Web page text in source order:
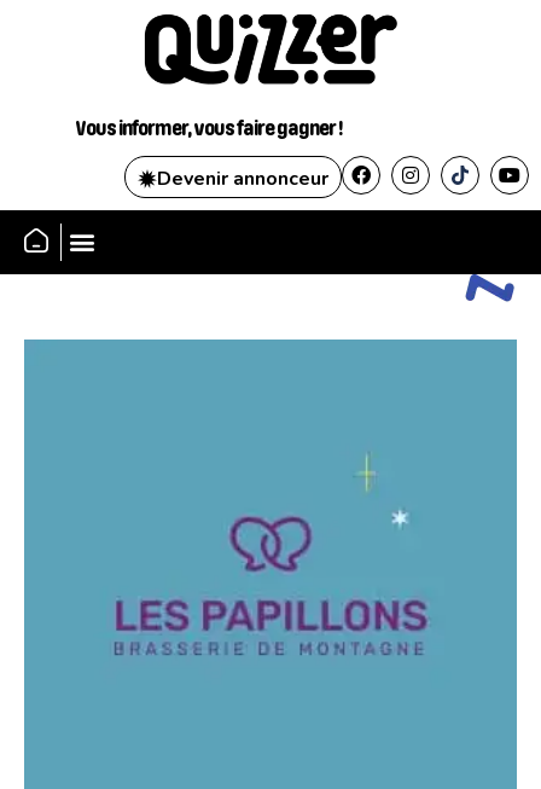
Vous informer, vous faire gagner !
Devenir annonceur